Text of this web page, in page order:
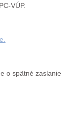
VÚP.
o spätné zaslanie